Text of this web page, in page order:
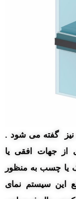
گفته می شود .
از جهات افقی یا
یا چسب به منظور
این سیستم نمای